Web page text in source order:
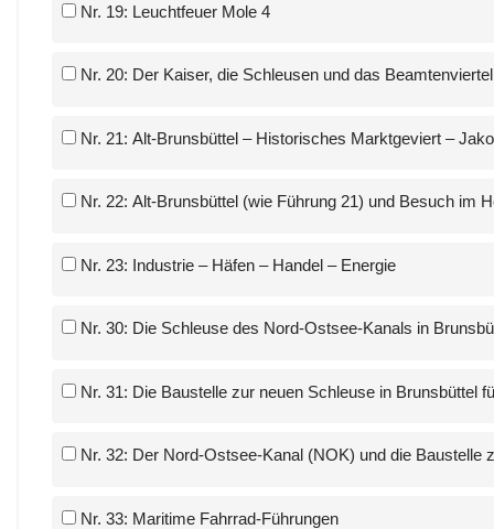
Nr. 19: Leuchtfeuer Mole 4
Nr. 20: Der Kaiser, die Schleusen und das Beamtenviertel
Nr. 21: Alt-Brunsbüttel – Historisches Marktgeviert –
Nr. 22: Alt-Brunsbüttel (wie Führung 21) und Besuch im
Nr. 23: Industrie – Häfen – Handel – Energie
Nr. 30: Die Schleuse des Nord-Ostsee-Kanals in
Nr. 31: Die Baustelle zur neuen Schleuse in Brunsbüttel
Nr. 32: Der Nord-Ostsee-Kanal (NOK) und die
Nr. 33: Maritime Fahrrad-Führungen